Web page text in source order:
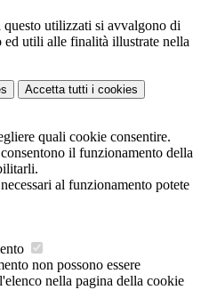
utilizzati si avvalgono di
ed utili alle finalità illustrate nella
Accetta tutti i cookies
quali cookie consentire.
il funzionamento della
al funzionamento potete
non possono essere
nella pagina della cookie